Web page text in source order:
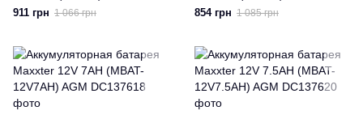
911 грн 1 066 грн
854 грн 1 085 грн